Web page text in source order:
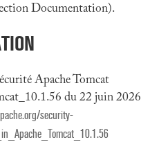
Documentation).
Apache Tomcat
du 22 juin 2026
security-